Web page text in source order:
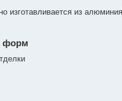
изготавливается из
форм